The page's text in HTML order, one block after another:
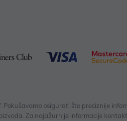
Pokušavamo osigurati što preciznije
Za najažurnije informacije